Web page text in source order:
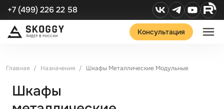
+7 (499) 226 22 58
Консультация
Главная Назначения Шкафы Металлические Модульные
Шкафы